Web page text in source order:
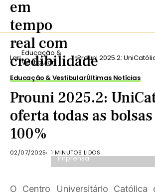
Lar Educação &
Vestibular
Prouni 2025.2:
bolsas em 100%
Educação & VestibularÚltimas Notícias
Prouni 2025.2:
oferta todas as
100%
02/07/2025 1 MINUTOS LIDOS
bolsas em 100%. Foto:
imprensa
O Centro Universitário Católica